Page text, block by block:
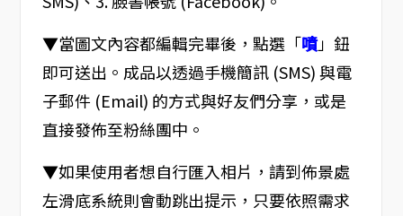
▼當圖文內容都編輯完畢後，點選「噴」鈕
即可送出。成品以透過手機簡訊 (SMS) 與電
子郵件 (Email) 的方式與好友們分享，或是
直接發佈至粉絲團中。
▼如果使用者想自行匯入相片，請到佈景處
左滑底系統則會動跳出提示，只要依照需求